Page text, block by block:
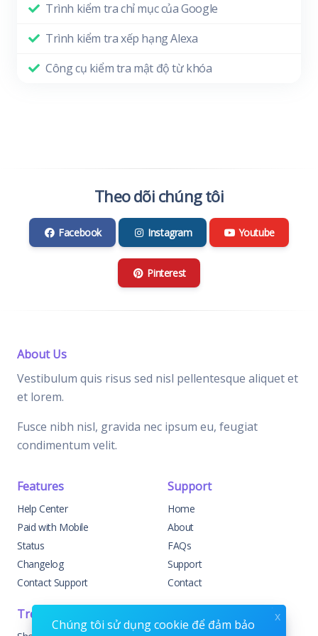
Trình kiểm tra chỉ mục của Google
Trình kiểm tra xếp hạng Alexa
Công cụ kiểm tra mật độ từ khóa
Theo dõi chúng tôi
Facebook Instagram Youtube
Pinterest
About Us
Vestibulum quis risus sed nisl pellentesque aliquet et
et lorem.
Fusce nibh nisl, gravida nec ipsum eu, feugiat
condimentum velit.
Features
Help Center
Paid with Mobile
Status
Changelog
Contact Support
Support
Home
About
FAQs
Support
Contact
Trending
Chúng tôi sử dụng cookie để đảm bảo
x